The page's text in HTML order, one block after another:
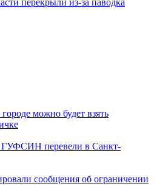
перекрыли из-за паводка
можно будет взять
ГУФСИН перевели в Санкт-
сообщения об ограничении